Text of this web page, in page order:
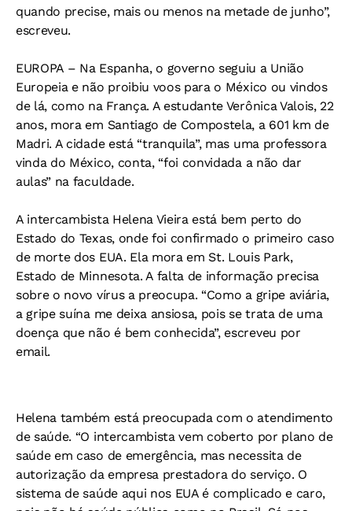
quando precise, mais ou menos na metade de junho”,
escreveu.
EUROPA – Na Espanha, o governo seguiu a União
Europeia e não proibiu voos para o México ou vindos
de lá, como na França. A estudante Verônica Valois, 22
anos, mora em Santiago de Compostela, a 601 km de
Madri. A cidade está “tranquila”, mas uma professora
vinda do México, conta, “foi convidada a não dar
aulas” na faculdade.
A intercambista Helena Vieira está bem perto do
Estado do Texas, onde foi confirmado o primeiro caso
de morte dos EUA. Ela mora em St. Louis Park,
Estado de Minnesota. A falta de informação precisa
sobre o novo vírus a preocupa. “Como a gripe aviária,
a gripe suína me deixa ansiosa, pois se trata de uma
doença que não é bem conhecida”, escreveu por
email.
Helena também está preocupada com o atendimento
de saúde. “O intercambista vem coberto por plano de
saúde em caso de emergência, mas necessita de
autorização da empresa prestadora do serviço. O
sistema de saúde aqui nos EUA é complicado e caro,